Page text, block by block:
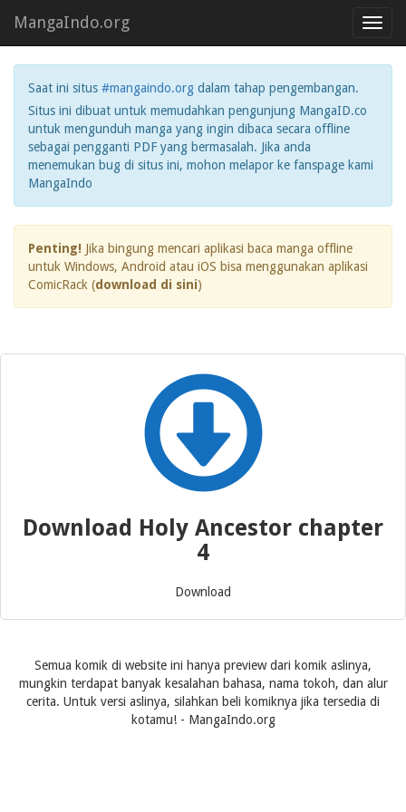
MangaIndo.org
Saat ini situs #mangaindo.org dalam tahap pengembangan.
Situs ini dibuat untuk memudahkan pengunjung MangaID.co
untuk mengunduh manga yang ingin dibaca secara offline
sebagai pengganti PDF yang bermasalah. Jika anda
menemukan bug di situs ini, mohon melapor ke fanspage kami
MangaIndo
Penting! Jika bingung mencari aplikasi baca manga offline
untuk Windows, Android atau iOS bisa menggunakan aplikasi
ComicRack (download di sini)
Download Holy Ancestor chapter
4
Download
Semua komik di website ini hanya preview dari komik aslinya,
mungkin terdapat banyak kesalahan bahasa, nama tokoh, dan alur
cerita. Untuk versi aslinya, silahkan beli komiknya jika tersedia di
kotamu! - MangaIndo.org